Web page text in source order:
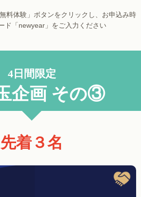
料体験」ボタンをクリックし、お申込み時
ド「newyear」をご入力ください
4日間限定
企画 その③
先着３名